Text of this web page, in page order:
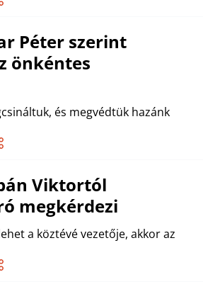
Péter szerint
önkéntes
és megvédtük hazánk
Viktortól
megkérdezi
a köztévé vezetője, akkor az